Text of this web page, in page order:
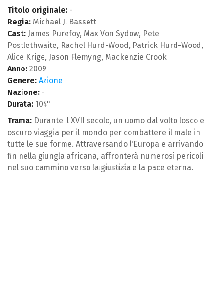
Titolo originale: -
Regia: Michael J. Bassett
Cast: James Purefoy, Max Von Sydow, Pete
Postlethwaite, Rachel Hurd-Wood, Patrick Hurd-Wood,
Alice Krige, Jason Flemyng, Mackenzie Crook
Anno: 2009
Genere: Azione
Nazione: -
Durata: 104"
Trama: Durante il XVII secolo, un uomo dal volto losco e
oscuro viaggia per il mondo per combattere il male in
tutte le sue forme. Attraversando l'Europa e arrivando
fin nella giungla africana, affronterà numerosi pericoli
nel suo cammino verso la giustizia e la pace eterna.